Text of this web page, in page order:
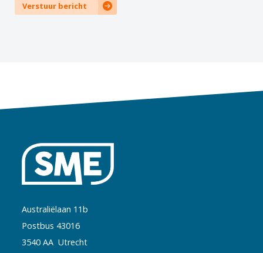
Verstuur bericht
Australiëlaan 11b
Postbus 43016
3540 AA Utrecht